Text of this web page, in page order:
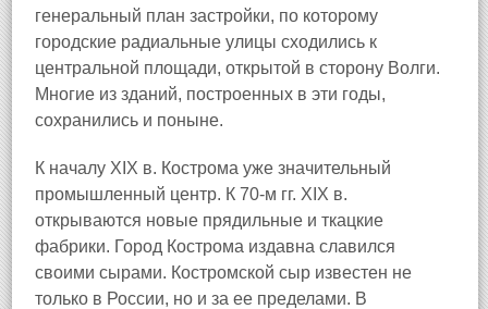
генеральный план застройки, по которому
городские радиальные улицы сходились к
центральной площади, открытой в сторону Волги.
Многие из зданий, построенных в эти годы,
сохранились и поныне.
К началу XIX в. Кострома уже значительный
промышленный центр. К 70-м гг. XIX в.
открываются новые прядильные и ткацкие
фабрики. Город Кострома издавна славился
своими сырами. Костромской сыр известен не
только в России, но и за ее пределами. В